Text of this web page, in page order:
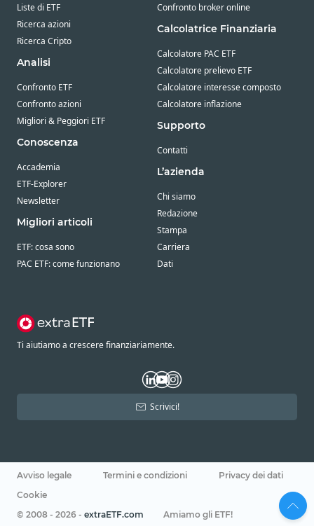
Liste di ETF
Ricerca azioni
Ricerca Cripto
Analisi
Confronto ETF
Confronto azioni
Migliori & Peggiori ETF
Conoscenza
Accademia
ETF-Explorer
Newsletter
Migliori articoli
ETF: cosa sono
PAC ETF: come funzionano
Confronto broker online
Calcolatrice Finanziaria
Calcolatore PAC ETF
Calcolatore prelievo ETF
Calcolatore interesse composto
Calcolatore inflazione
Supporto
Contatti
L’azienda
Chi siamo
Redazione
Stampa
Carriera
Dati
Ti aiutiamo a crescere finanziariamente.
Scrivici!
Avviso legale Termini e condizioni
Privacy dei dati
Cookie
© 2008 - 2026 - extraETF.com Amiamo gli ETF!